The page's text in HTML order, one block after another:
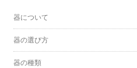
器について
器の選び方
器の種類